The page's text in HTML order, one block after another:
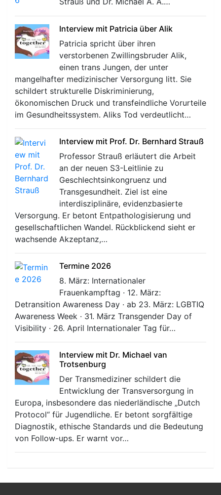
Interview mit Patricia über Alik
Patricia spricht über ihren
verstorbenen Zwillingsbruder Alik,
einen trans Jungen, der unter
mangelhafter medizinischer Versorgung litt. Sie
schildert strukturelle Diskriminierung,
ökonomischen Druck und transfeindliche Vorurteile
im Gesundheitssystem. Aliks Tod verdeutlicht…
Interview mit Prof. Dr. Bernhard Strauß
Professor Strauß erläutert die Arbeit
an der neuen S3-Leitlinie zu
Geschlechtsinkongruenz und
Transgesundheit. Ziel ist eine
interdisziplinäre, evidenzbasierte
Versorgung. Er betont Entpathologisierung und
gesellschaftlichen Wandel. Rückblickend sieht er
wachsende Akzeptanz,…
Termine 2026
8. März: Internationaler
Frauenkampftag · 12. März:
Detransition Awareness Day · ab 23. März: LGBTIQ
Awareness Week · 31. März Transgender Day of
Visibility · 26. April Internationaler Tag für…
Interview mit Dr. Michael van
Trotsenburg
Der Transmediziner schildert die
Entwicklung der Transversorgung in
Europa, insbesondere das niederländische „Dutch
Protocol“ für Jugendliche. Er betont sorgfältige
Diagnostik, ethische Standards und die Bedeutung
von Follow-ups. Er warnt vor…